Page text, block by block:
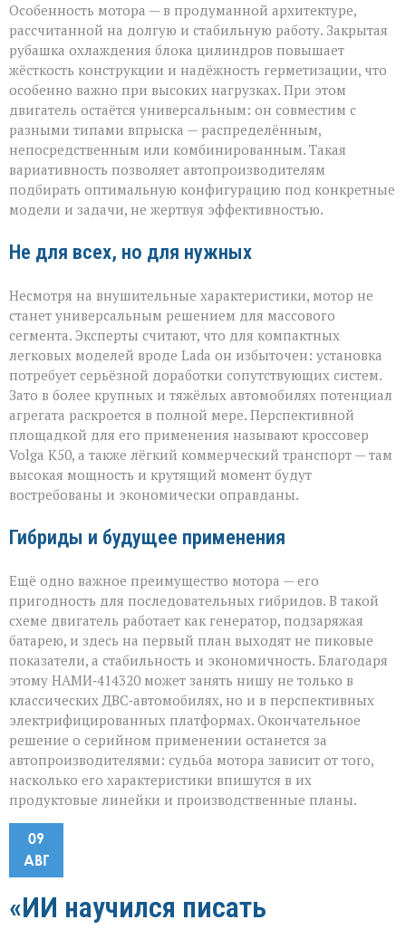
Особенность мотора — в продуманной архитектуре,
рассчитанной на долгую и стабильную работу. Закрытая
рубашка охлаждения блока цилиндров повышает
жёсткость конструкции и надёжность герметизации, что
особенно важно при высоких нагрузках. При этом
двигатель остаётся универсальным: он совместим с
разными типами впрыска — распределённым,
непосредственным или комбинированным. Такая
вариативность позволяет автопроизводителям
подбирать оптимальную конфигурацию под конкретные
модели и задачи, не жертвуя эффективностью.
Не для всех, но для нужных
Несмотря на внушительные характеристики, мотор не
станет универсальным решением для массового
сегмента. Эксперты считают, что для компактных
легковых моделей вроде Lada он избыточен: установка
потребует серьёзной доработки сопутствующих систем.
Зато в более крупных и тяжёлых автомобилях потенциал
агрегата раскроется в полной мере. Перспективной
площадкой для его применения называют кроссовер
Volga К50, а также лёгкий коммерческий транспорт — там
высокая мощность и крутящий момент будут
востребованы и экономически оправданы.
Гибриды и будущее применения
Ещё одно важное преимущество мотора — его
пригодность для последовательных гибридов. В такой
схеме двигатель работает как генератор, подзаряжая
батарею, и здесь на первый план выходят не пиковые
показатели, а стабильность и экономичность. Благодаря
этому НАМИ‑414320 может занять нишу не только в
классических ДВС‑автомобилях, но и в перспективных
электрифицированных платформах. Окончательное
решение о серийном применении останется за
автопроизводителями: судьба мотора зависит от того,
насколько его характеристики впишутся в их
продуктовые линейки и производственные планы.
09
АВГ
«ИИ научился писать